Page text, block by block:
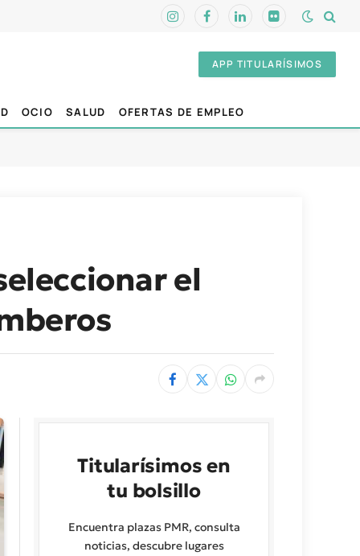
InstagramFacebookLinkedInFlickr
APP TITULARÍSIMOS
OCIO SALUD OFERTAS DE EMPLEO
el
Titularísimos en
tu bolsillo
Encuentra plazas PMR, consulta
noticias, descubre lugares